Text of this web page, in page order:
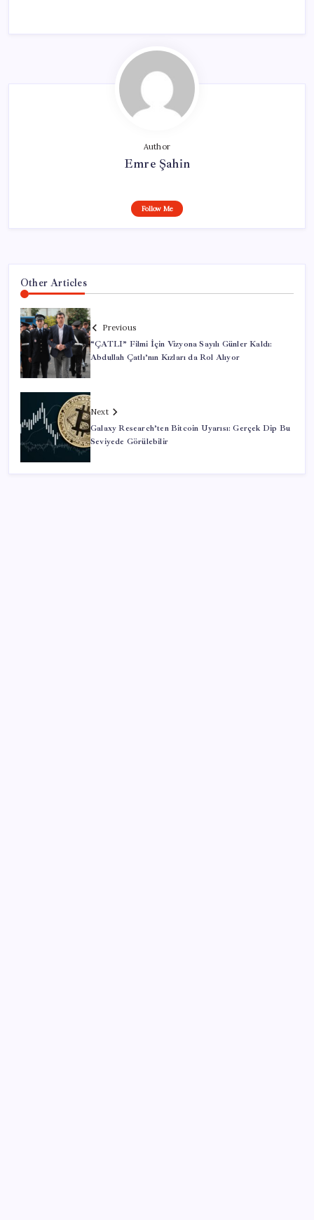
Author
Emre Şahin
Follow Me
Other Articles
Previous
“ÇATLI” Filmi İçin Vizyona Sayılı Günler Kaldı:
Abdullah Çatlı’nın Kızları da Rol Alıyor
Next
Galaxy Research’ten Bitcoin Uyarısı: Gerçek Dip Bu
Seviyede Görülebilir